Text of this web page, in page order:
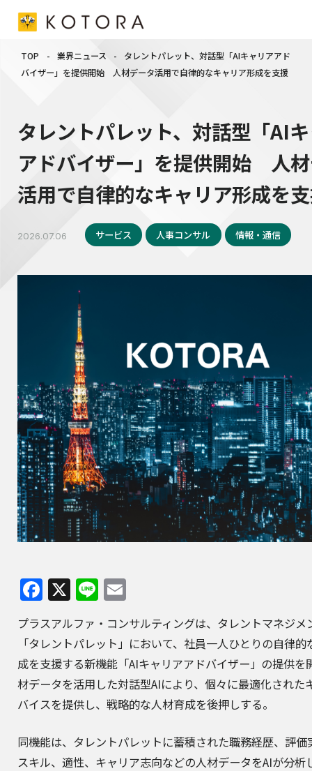
TOP - 業界ニュース -
タレントパレット、対話型「AIキャリアアド
バイザー」を提供開始 人材データ活用で自律的なキャリア形成を支援
タレントパレット、対話型「AI
アドバイザー」を提供開始 人
活用で自律的なキャリア形成を
2026.07.06 サービス 人事コンサル 情報・通信
Facebook
X Line
プラスアルファ・コンサルティングは、タレントマネジメ
「タレントパレット」において、社員一人ひとりの自律
成を支援する新機能「AIキャリアアドバイザー」の提供を
材データを活用した対話型AIにより、個々に最適化された
バイスを提供し、戦略的な人材育成を後押しする。
同機能は、タレントパレットに蓄積された職務経歴、評価
スキル、適性、キャリア志向などの人材データをAIが分析